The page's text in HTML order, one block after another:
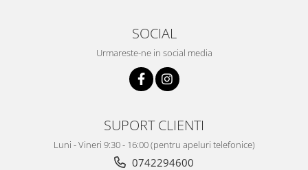
SOCIAL
Urmareste-ne in social media
SUPORT CLIENTI
Luni - Vineri 9:30 - 16:00 (pentru apeluri telefonice)
0742294600